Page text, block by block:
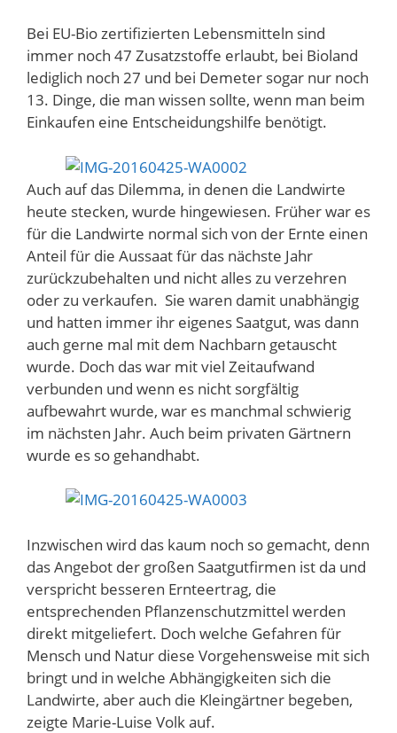
Bei EU-Bio zertifizierten Lebensmitteln sind
immer noch 47 Zusatzstoffe erlaubt, bei Bioland
lediglich noch 27 und bei Demeter sogar nur noch
13. Dinge, die man wissen sollte, wenn man beim
Einkaufen eine Entscheidungshilfe benötigt.
Auch auf das Dilemma, in denen die Landwirte
heute stecken, wurde hingewiesen. Früher war es
für die Landwirte normal sich von der Ernte einen
Anteil für die Aussaat für das nächste Jahr
zurückzubehalten und nicht alles zu verzehren
oder zu verkaufen. Sie waren damit unabhängig
und hatten immer ihr eigenes Saatgut, was dann
auch gerne mal mit dem Nachbarn getauscht
wurde. Doch das war mit viel Zeitaufwand
verbunden und wenn es nicht sorgfältig
aufbewahrt wurde, war es manchmal schwierig
im nächsten Jahr. Auch beim privaten Gärtnern
wurde es so gehandhabt.
Inzwischen wird das kaum noch so gemacht, denn
das Angebot der großen Saatgutfirmen ist da und
verspricht besseren Ernteertrag, die
entsprechenden Pflanzenschutzmittel werden
direkt mitgeliefert. Doch welche Gefahren für
Mensch und Natur diese Vorgehensweise mit sich
bringt und in welche Abhängigkeiten sich die
Landwirte, aber auch die Kleingärtner begeben,
zeigte Marie-Luise Volk auf.